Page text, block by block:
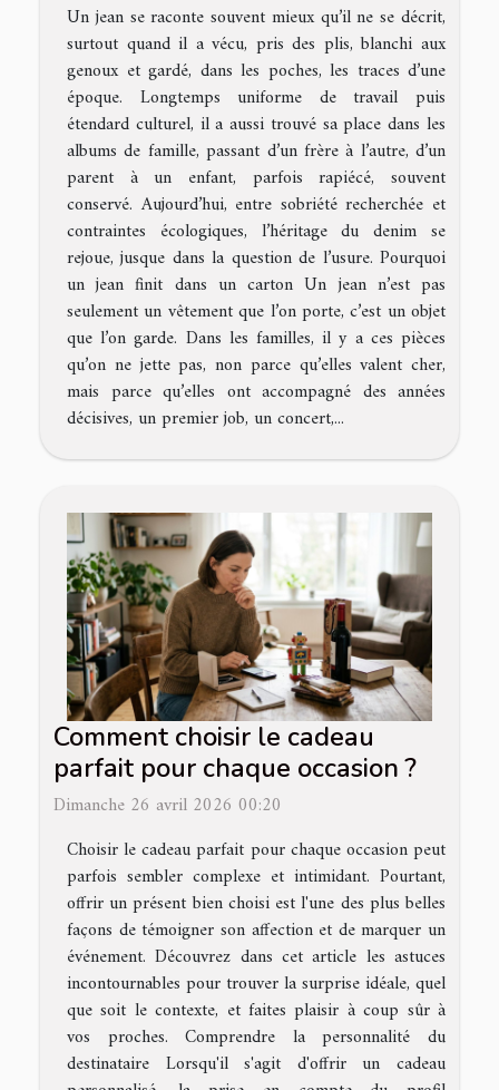
Un jean se raconte souvent mieux qu’il ne se décrit,
surtout quand il a vécu, pris des plis, blanchi aux
genoux et gardé, dans les poches, les traces d’une
époque. Longtemps uniforme de travail puis
étendard culturel, il a aussi trouvé sa place dans les
albums de famille, passant d’un frère à l’autre, d’un
parent à un enfant, parfois rapiécé, souvent
conservé. Aujourd’hui, entre sobriété recherchée et
contraintes écologiques, l’héritage du denim se
rejoue, jusque dans la question de l’usure. Pourquoi
un jean finit dans un carton Un jean n’est pas
seulement un vêtement que l’on porte, c’est un objet
que l’on garde. Dans les familles, il y a ces pièces
qu’on ne jette pas, non parce qu’elles valent cher,
mais parce qu’elles ont accompagné des années
décisives, un premier job, un concert,...
Comment choisir le cadeau
parfait pour chaque occasion ?
Dimanche 26 avril 2026 00:20
Choisir le cadeau parfait pour chaque occasion peut
parfois sembler complexe et intimidant. Pourtant,
offrir un présent bien choisi est l'une des plus belles
façons de témoigner son affection et de marquer un
événement. Découvrez dans cet article les astuces
incontournables pour trouver la surprise idéale, quel
que soit le contexte, et faites plaisir à coup sûr à
vos proches. Comprendre la personnalité du
destinataire Lorsqu'il s'agit d'offrir un cadeau